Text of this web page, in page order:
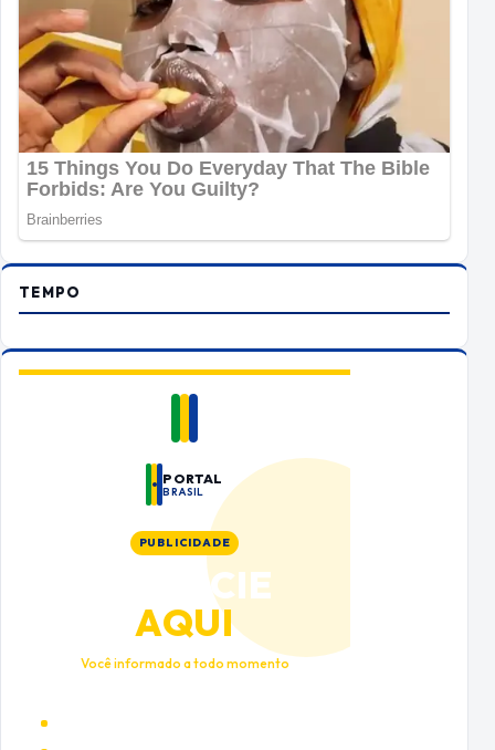
TEMPO
PORTAL
BRASIL
PUBLICIDADE
ANUNCIE
AQUI
Você informado a todo momento